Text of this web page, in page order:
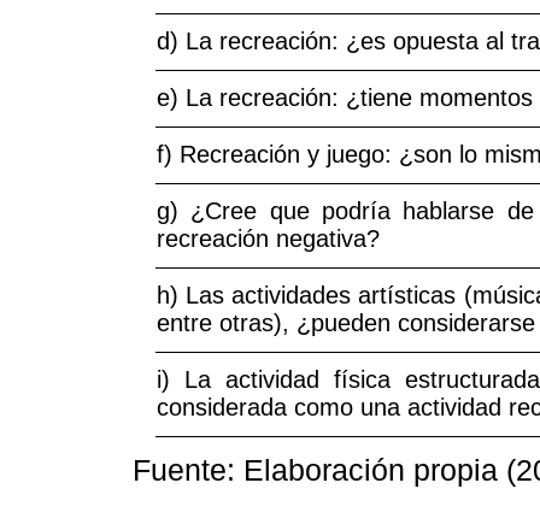
d) La recreación: ¿es opuesta al
e) La recreación: ¿tiene
f) Recreación y juego: ¿son lo
g) ¿Cree que podría hablarse
recreación negativa?
h) Las actividades artísticas
entre otras), ¿pueden
i) La actividad física
considerada como una actividad
Fuente: Elaboración propia